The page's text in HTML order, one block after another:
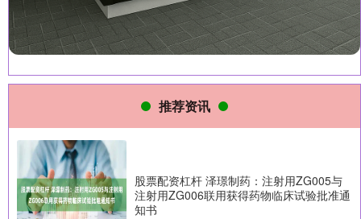
推荐资讯
股票配资杠杆 泽璟制药：注射用ZG005与
注射用ZG006联用获得药物临床试验批准通
知书